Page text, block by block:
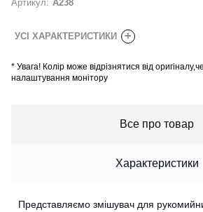
Артикул: A238
УСІ ХАРАКТЕРИСТИКИ +
* Увага! Колір може відрізнятися від
налаштування монітору
Все про товар
Характеристики
Представляємо змішувач для